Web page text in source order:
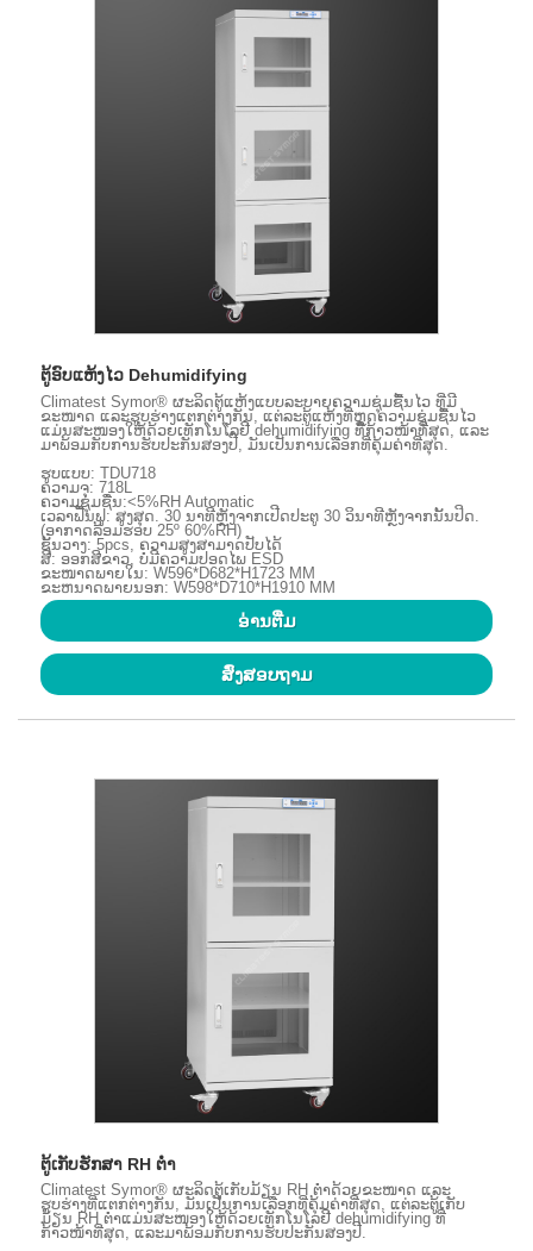
ຕູ້ອົບແຫ້ງໄວ Dehumidifying
Climatest Symor® ຜະລິດຕູ້ແຫ້ງແບບລະບາຍຄວາມຊຸ່ມຊື້ນໄວ ທີ່ມີ
ຂະໜາດ ແລະຮູບຮ່າງແຕກຕ່າງກັນ, ແຕ່ລະຕູ້ແຫ້ງທີ່ຫຼຸດຄວາມຊຸ່ມຊື້ນໄວ
ແມ່ນສະໜອງໃຫ້ດ້ວຍເທັກໂນໂລຢີ dehumidifying ທີ່ກ້າວໜ້າທີ່ສຸດ, ແລະ
ມາພ້ອມກັບການຮັບປະກັນສອງປີ, ມັນເປັນການເລືອກທີ່ຄຸ້ມຄ່າທີ່ສຸດ.
ຮູບແບບ: TDU718
ຄວາມຈຸ: 718L
ຄວາມຊຸ່ມຊື່ນ:<5%RH Automatic
ເວລາຟື້ນຟູ: ສູງສຸດ. 30 ນາທີຫຼັງຈາກເປີດປະຕູ 30 ວິນາທີຫຼັງຈາກນັ້ນປິດ.
(ອາກາດລ້ອມຮອບ 25º 60%RH)
ຊັ້ນວາງ: 5pcs, ຄວາມສູງສາມາດປັບໄດ້
ສີ: ອອກສີຂາວ, ບໍ່ມີຄວາມປອດໄພ ESD
ຂະໜາດພາຍໃນ: W596*D682*H1723 MM
ຂະຫນາດພາຍນອກ: W598*D710*H1910 MM
ອ່ານ​ຕື່ມ
ສົ່ງສອບຖາມ
ຕູ້ເກັບຮັກສາ RH ຕ່ໍາ
Climatest Symor® ຜະລິດຕູ້ເກັບມ້ຽນ RH ຕ່ຳດ້ວຍຂະໜາດ ແລະ
ຮູບຮ່າງທີ່ແຕກຕ່າງກັນ, ມັນເປັນການເລືອກທີ່ຄຸ້ມຄ່າທີ່ສຸດ, ແຕ່ລະຕູ້ເກັບ
ມ້ຽນ RH ຕ່ຳແມ່ນສະໜອງໃຫ້ດ້ວຍເທັກໂນໂລຢີ dehumidifying ທີ່
ກ້າວໜ້າທີ່ສຸດ, ແລະມາພ້ອມກັບການຮັບປະກັນສອງປີ.